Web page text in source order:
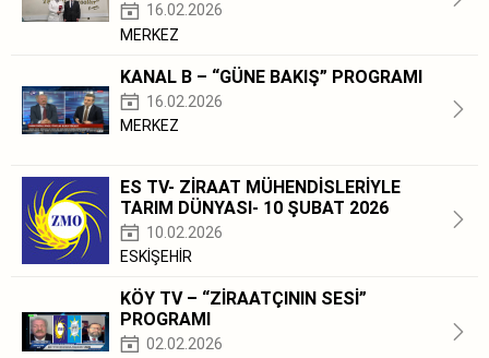
16.02.2026
MERKEZ
KANAL B – “GÜNE BAKIŞ” PROGRAMI
16.02.2026
MERKEZ
ES TV- ZİRAAT MÜHENDİSLERİYLE
TARIM DÜNYASI- 10 ŞUBAT 2026
10.02.2026
ESKİŞEHİR
KÖY TV – “ZİRAATÇININ SESİ”
PROGRAMI
02.02.2026